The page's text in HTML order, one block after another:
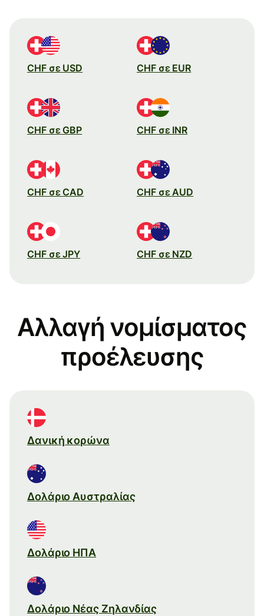
CHF σε USD CHF σε EUR
CHF σε GBP CHF σε INR
CHF σε CAD CHF σε AUD
CHF σε JPY CHF σε NZD
Αλλαγή νομίσματος
προέλευσης
Δανική κορώνα
Δολάριο Αυστραλίας
Δολάριο ΗΠΑ
Δολάριο Νέας Ζηλανδίας